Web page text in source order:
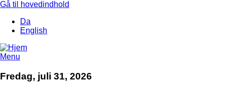
Gå til hovedindhold
Da
English
Menu
Fredag, juli 31, 2026